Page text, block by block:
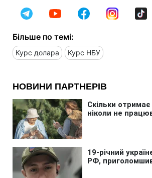
Більше по темі:
Курс долара Курс НБУ